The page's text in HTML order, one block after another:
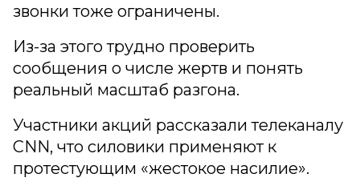
звонки тоже ограничены.
Из-за этого трудно проверить
сообщения о числе жертв и понять
реальный масштаб разгона.
Участники акций рассказали телеканалу
CNN, что силовики применяют к
протестующим «жестокое насилие».